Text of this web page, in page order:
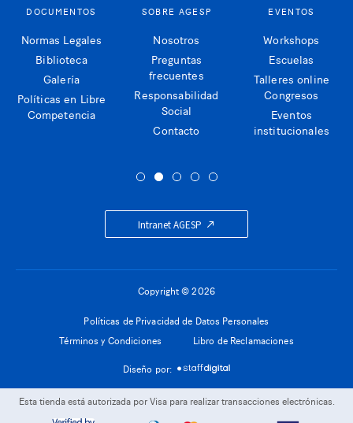
DOCUMENTOS
Normas Legales
Biblioteca
Galería
Políticas en Libre
Competencia
SOBRE AGESP
Nosotros
Preguntas
frecuentes
Responsabilidad
Social
Contacto
EVENTOS
Workshops
Escuelas
Talleres online
Congresos
Eventos
institucionales
Intranet AGESP
Copyright © 2026
Políticas de Privacidad de Datos Personales
Términos y Condiciones
Libro de Reclamaciones
Diseño por:
Esta tienda está autorizada por Visa para realizar transacciones electrónicas.